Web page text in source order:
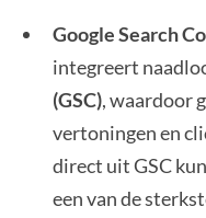
Google Search
integreert
(GSC), waardoor
vertoningen en
direct uit GSC
een van de